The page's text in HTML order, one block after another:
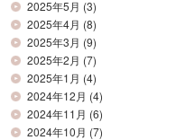
2025年5月 (3)
2025年4月 (8)
2025年3月 (9)
2025年2月 (7)
2025年1月 (4)
2024年12月 (4)
2024年11月 (6)
2024年10月 (7)